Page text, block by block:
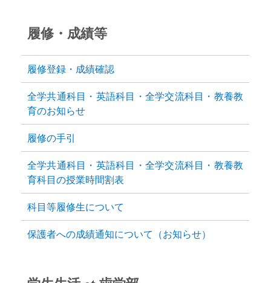
履修・成績等
履修登録・成績確認
全学共通科目・英語科目・全学交流科目・教養教
育のお知らせ
履修の手引
全学共通科目・英語科目・全学交流科目・教養教
育科目の授業時間割表
科目等履修生について
保護者への成績通知について（お知らせ）